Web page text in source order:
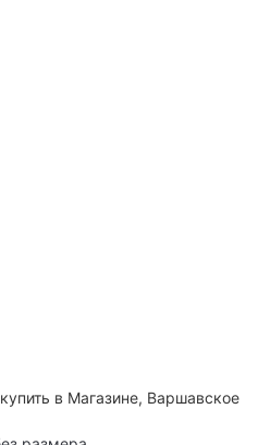
в Магазине, Варшавское